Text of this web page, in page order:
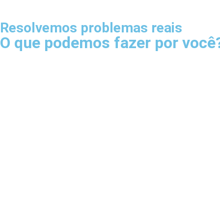
Resolvemos problemas reais
O que podemos fazer por